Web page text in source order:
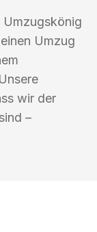
Umzugskönig
Umzug
wir der
–